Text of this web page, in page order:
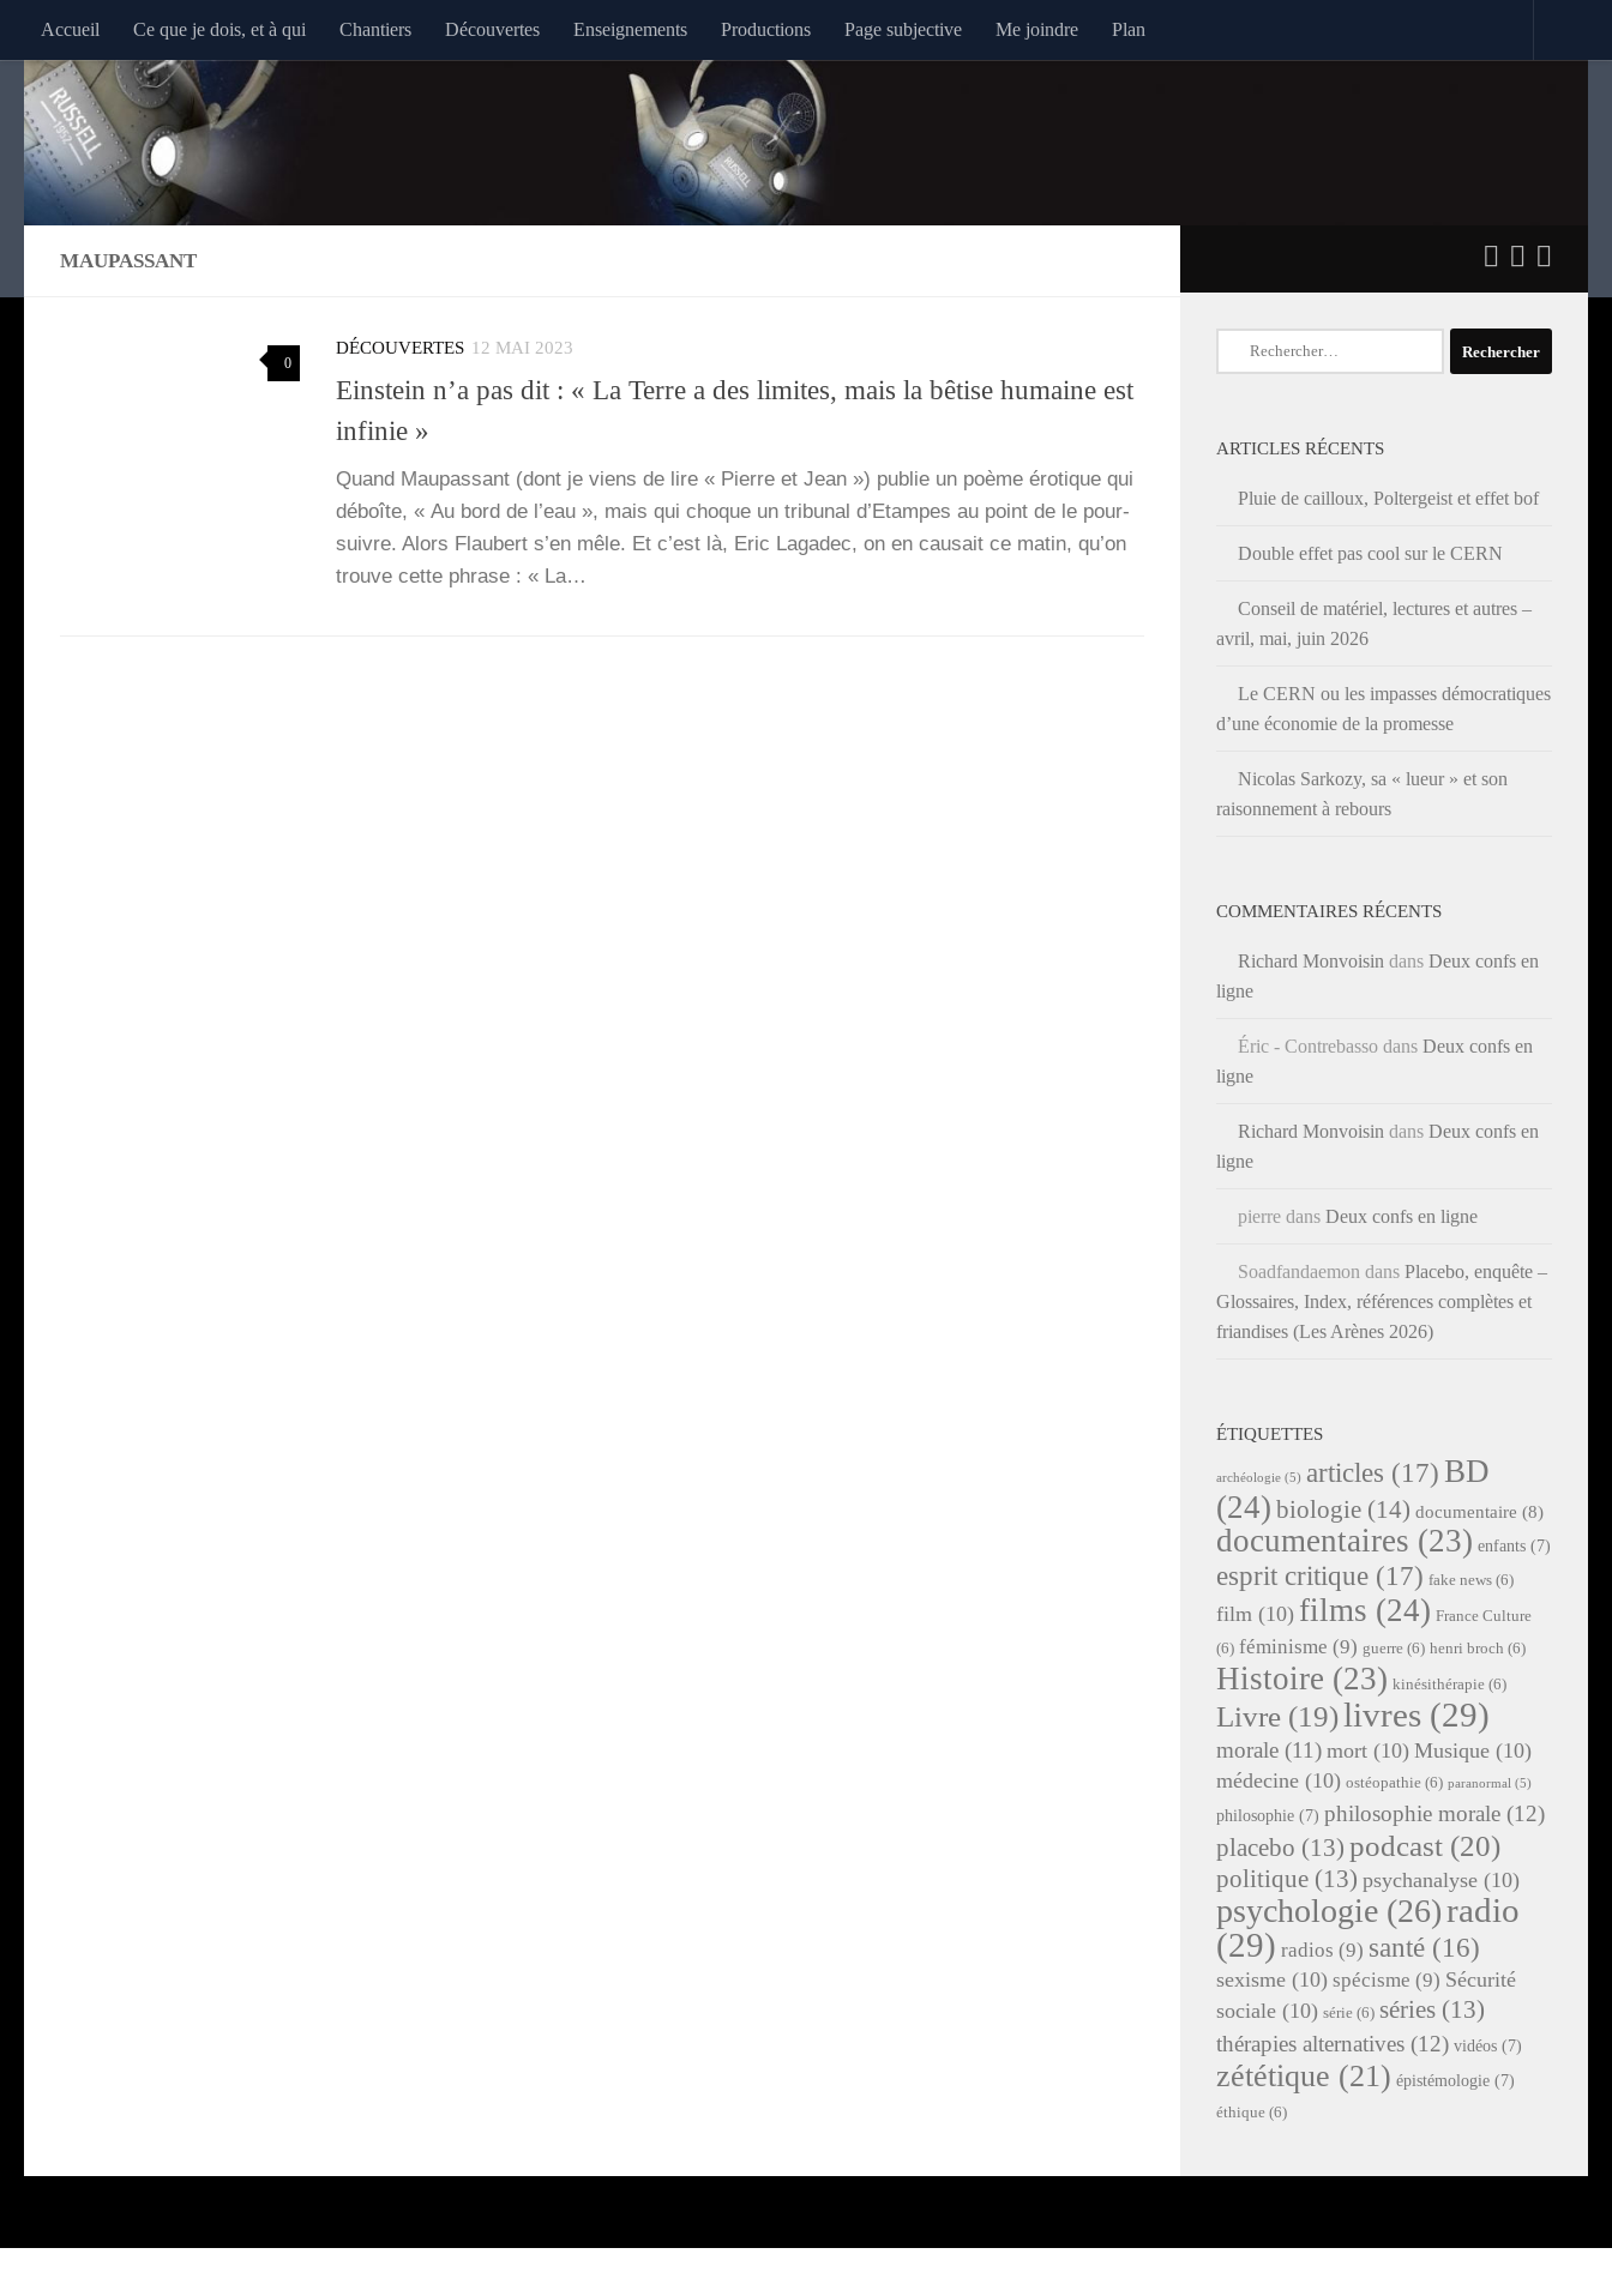
Au dessous du contenu
Accueil Ce que je dois, et à qui Chantiers Découvertes Enseignements Productions Page subjective Me joindre Plan
MAUPASSANT
0
DÉCOUVERTES 12 MAI 2023
Einstein n’a pas dit : « La Terre a des limites, mais la bêtise humaine est
infinie »
Quand Mau­pas­sant (dont je viens de lire « Pierre et Jean ») publie un poème éro­tique qui
déboîte, « Au bord de l’eau », mais qui choque un tri­bu­nal d’Etampes au point de le pour­
suivre. Alors Flau­bert s’en mêle. Et c’est là, Eric Laga­dec, on en cau­sait ce matin, qu’on
trouve cette phrase : « La…
Rechercher :
ARTICLES RÉCENTS
Pluie de cailloux, Poltergeist et effet bof
Double effet pas cool sur le CERN
Conseil de matériel, lectures et autres –
avril, mai, juin 2026
Le CERN ou les impasses démocratiques
d’une économie de la promesse
Nicolas Sarkozy, sa « lueur » et son
raisonnement à rebours
COMMENTAIRES RÉCENTS
Richard Monvoisin dans Deux confs en
ligne
Éric - Contrebasso dans Deux confs en
ligne
Richard Monvoisin dans Deux confs en
ligne
pierre dans Deux confs en ligne
Soadfandaemon dans Placebo, enquête –
Glossaires, Index, références complètes et
friandises (Les Arènes 2026)
ÉTIQUETTES
archéologie (5) articles (17) BD
(24) biologie (14) documentaire (8)
documentaires (23) enfants (7)
esprit critique (17) fake news (6)
film (10) films (24) France Culture
(6) féminisme (9) guerre (6) henri broch (6)
Histoire (23) kinésithérapie (6)
Livre (19)livres (29)
morale (11) mort (10) Musique (10)
médecine (10) ostéopathie (6) paranormal (5)
philosophie (7) philosophie morale (12)
placebo (13) podcast (20)
politique (13) psychanalyse (10)
psychologie (26)radio
(29) radios (9) santé (16)
sexisme (10) spécisme (9) Sécurité
sociale (10) série (6) séries (13)
thérapies alternatives (12) vidéos (7)
zététique (21) épistémologie (7)
éthique (6)